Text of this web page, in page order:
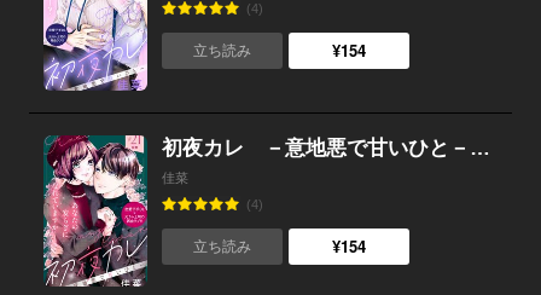
(4)
立ち読み ¥154
初夜カレ －意地悪で甘いひと－ 分冊版 （21）
佳菜
(4)
立ち読み ¥154